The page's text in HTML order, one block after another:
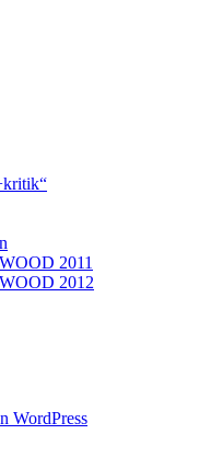
2011
2012
WordPress